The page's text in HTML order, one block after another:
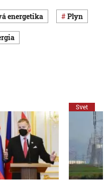
energetika plyn
Svet